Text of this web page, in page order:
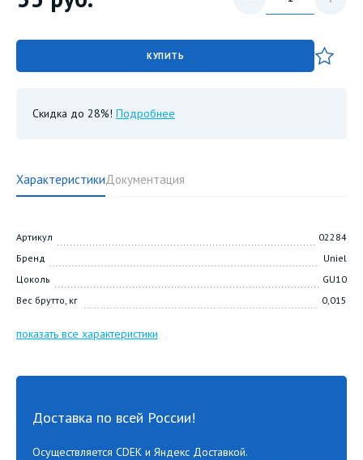
КУПИТЬ
Скидка до 28%! Подробнее
ХарактеристикиДокументация
Артикул
02284
Бренд
Uniel
Цоколь
GU10
Вес брутто, кг
0,015
показать все характеристики
Доставка по всей России!
Осуществляется CDEK и Яндекс Доставкой.